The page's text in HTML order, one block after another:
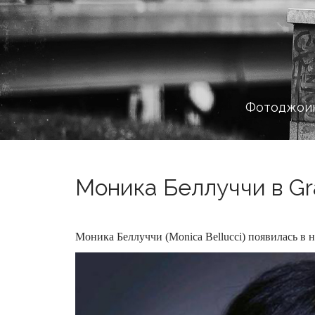
Моника Беллуччи в
Моника Беллуччи (Monica Bellucci) появилась в